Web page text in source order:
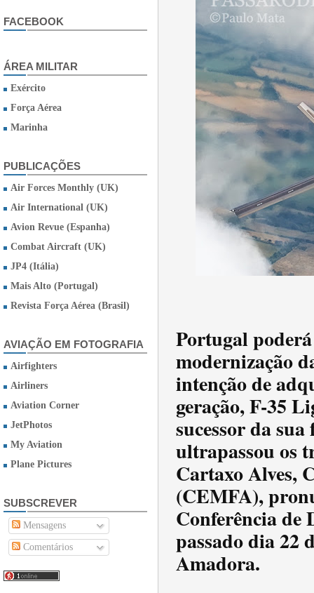
FACEBOOK
ÁREA MILITAR
Exército
Força Aérea
Marinha
PUBLICAÇÕES
Air Forces Monthly (UK)
Air International (UK)
Avion Revue (Espanha)
Combat Aircraft (UK)
JP4 (Itália)
Mais Alto (Portugal)
Revista Força Aérea (Brasil)
AVIAÇÃO EM FOTOGRAFIA
Airfighters
Airliners
Aviation Corner
JetPhotos
My Aviation
Plane Pictures
SUBSCREVER
Mensagens
Comentários
Portugal
modernização
intenção de
geração, F-35
sucessor da
ultrapassou os
Cartaxo Alves,
(CEMFA),
Conferência de
passado dia 22
Amadora.